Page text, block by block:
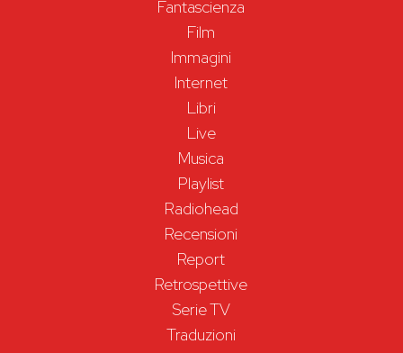
Fantascienza
Film
Immagini
Internet
Libri
Live
Musica
Playlist
Radiohead
Recensioni
Report
Retrospettive
Serie TV
Traduzioni